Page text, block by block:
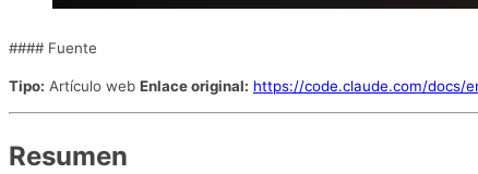
#### Fuente
Tipo: Artículo web Enlace original: https://code.claude.com/docs/
Resumen